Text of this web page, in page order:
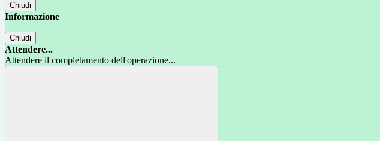
Chiudi
Informazione
Chiudi
Attendere...
Attendere il completamento dell'operazione...